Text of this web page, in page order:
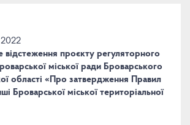
відстеження проєкту регуляторного
міської ради Броварського
області «Про затвердження Правил
Броварської міської територіальної